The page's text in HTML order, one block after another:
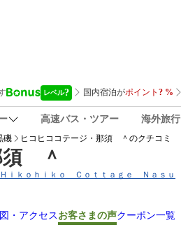
高速バス・ツアー 海外旅行
磯 ヒコヒココテージ・那須 ＾のクチコミ
須 ＾
ｉｋｏｈｉｋｏ Ｃｏｔｔａｇｅ Ｎａｓｕ
・アクセスお客さまの声クーポン一覧